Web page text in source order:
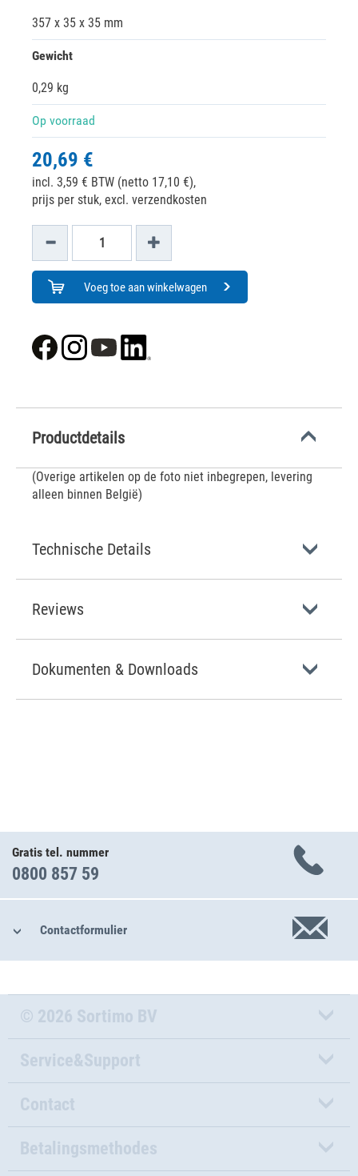
357 x 35 x 35 mm
Gewicht
0,29 kg
Op voorraad
20,69 €
incl. 3,59 € BTW (netto 17,10 €),
prijs per stuk, excl. verzendkosten
Voeg toe aan winkelwagen
Productdetails
(Overige artikelen op de foto niet inbegrepen, levering
alleen binnen België)
Technische Details
Reviews
Dokumenten & Downloads
Gratis tel. nummer
0800 857 59
Contactformulier
© 2026 Sortimo BV
Service&Support
Contact
Betalingsmethodes